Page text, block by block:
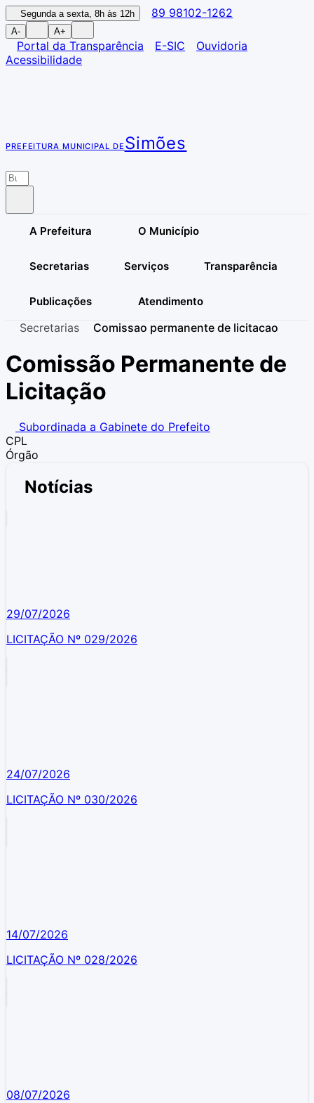
Segunda a sexta, 8h às 12h 89 98102-1262
A- A+
Portal da Transparência E-SIC
Ouvidoria
Acessibilidade
PREFEITURA MUNICIPAL DE Simões
A Prefeitura O Município
Secretarias Serviços Transparência
Publicações Atendimento
Secretarias Comissao permanente de licitacao
Comissão Permanente de
Licitação
Subordinada a Gabinete do Prefeito
CPL
Órgão
Notícias
29/07/2026
LICITAÇÃO Nº 029/2026
24/07/2026
LICITAÇÃO Nº 030/2026
14/07/2026
LICITAÇÃO Nº 028/2026
08/07/2026